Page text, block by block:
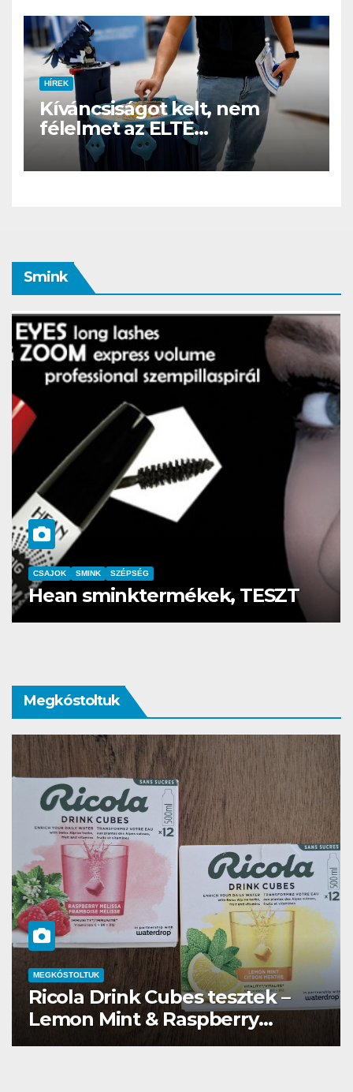
HÍREK
Kíváncsiságot kelt, nem
félelmet az ELTE
etológusainak felszolgáló
robotja
Smink
CSAJOK SMINK
Szemöldök laminálás-az meg
mi?
Megkóstoltuk
MEGKÓSTOLTUK
Waterdrop üdítő kapszula teszt